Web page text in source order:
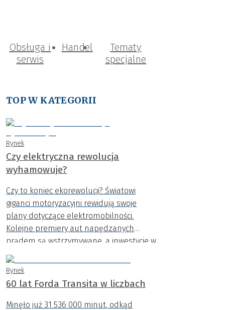
Obsługa i
serwis
Handel
Tematy
specjalne
TOP W KATEGORII
Rynek
Czy elektryczna rewolucja
wyhamowuje?
Czy to koniec ekorewolucji? Światowi
giganci motoryzacyjni rewidują swoje
plany dotyczące elektromobilności.
Kolejne premiery aut napędzanych
prądem są wstrzymywane, a inwestycje w
nowe platformy ograniczane. Coraz
wyraźniej widać, że dynamiczny rozwój
samochodów EV napotyka na poważne
bariery.
Rynek
60 lat Forda Transita w liczbach
Minęło już 31 536 000 minut, odkąd